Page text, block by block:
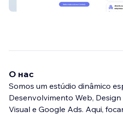
О нас
Somos um estúdio dinâmico
Desenvolvimento Web,
Visual e Google Ads. Aqui,